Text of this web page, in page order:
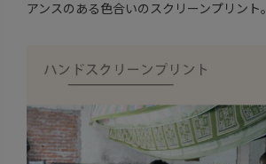
アンスのある色合いのスクリーンプリント。